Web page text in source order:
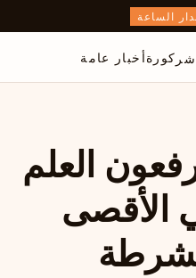
الساعة
كورةأخبار عامة
العلم
الأقصى